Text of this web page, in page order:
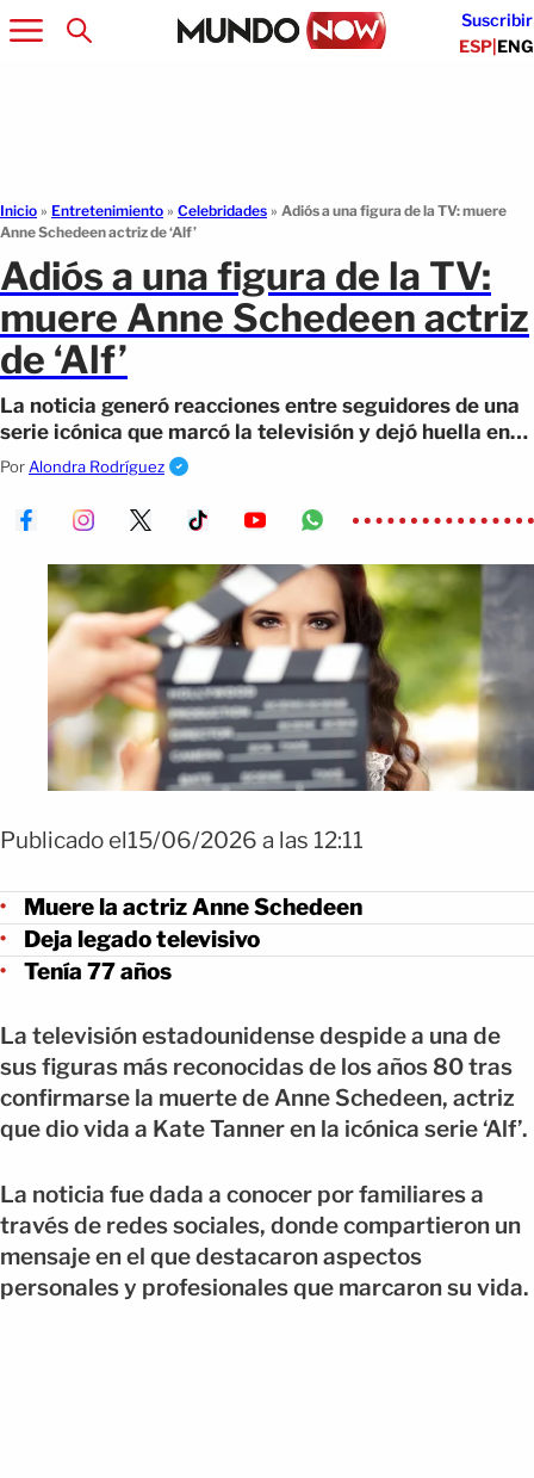
Suscribir
ESP|ENG
Inicio » Entretenimiento » Celebridades » Adiós a una figura de la TV: muere
Anne Schedeen actriz de ‘Alf’
Adiós a una figura de la TV:
muere Anne Schedeen actriz
de ‘Alf’
La noticia generó reacciones entre seguidores de una
serie icónica que marcó la televisión y dejó huella en
varias generaciones.
Por Alondra Rodríguez
Publicado el15/06/2026 a las 12:11
Muere la actriz Anne Schedeen
Deja legado televisivo
Tenía 77 años
La televisión estadounidense despide a una de
sus figuras más reconocidas de los años 80 tras
confirmarse la muerte de Anne Schedeen, actriz
que dio vida a Kate Tanner en la icónica serie ‘Alf’.
La noticia fue dada a conocer por familiares a
través de redes sociales, donde compartieron un
mensaje en el que destacaron aspectos
personales y profesionales que marcaron su vida.